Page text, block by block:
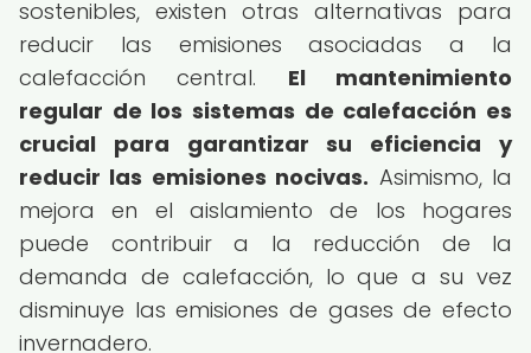
sostenibles, existen otras alternativas para
reducir las emisiones asociadas a la
calefacción central. El mantenimiento
regular de los sistemas de calefacción es
crucial para garantizar su eficiencia y
reducir las emisiones nocivas. Asimismo, la
mejora en el aislamiento de los hogares
puede contribuir a la reducción de la
demanda de calefacción, lo que a su vez
disminuye las emisiones de gases de efecto
invernadero.